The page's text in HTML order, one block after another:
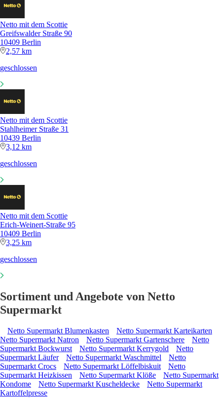
Netto mit dem Scottie
Greifswalder Straße 90
10409 Berlin
2,57 km
geschlossen
Netto mit dem Scottie
Stahlheimer Straße 31
10439 Berlin
3,12 km
geschlossen
Netto mit dem Scottie
Erich-Weinert-Straße 95
10409 Berlin
3,25 km
geschlossen
Sortiment und Angebote von Netto
Supermarkt
Netto Supermarkt Blumenkasten
Netto Supermarkt Karteikarten
Netto Supermarkt Natron
Netto Supermarkt Gartenschere
Netto
Supermarkt Bockwurst
Netto Supermarkt Kerrygold
Netto
Supermarkt Läufer
Netto Supermarkt Waschmittel
Netto
Supermarkt Crocs
Netto Supermarkt Löffelbiskuit
Netto
Supermarkt Heizkissen
Netto Supermarkt Klöße
Netto Supermarkt
Kondome
Netto Supermarkt Kuscheldecke
Netto Supermarkt
Kartoffelpresse